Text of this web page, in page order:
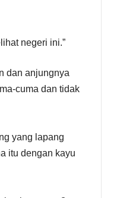
negeri ini.”
dan anjungnya
cuma dan tidak
yang lapang
itu dengan kayu